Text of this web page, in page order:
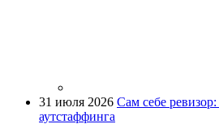
31 июля 2026 Сам себе
аутстаффинга